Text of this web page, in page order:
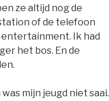
ze altijd nog de
of de telefoon
Ik had
het bos. En de
was mijn jeugd niet saai.